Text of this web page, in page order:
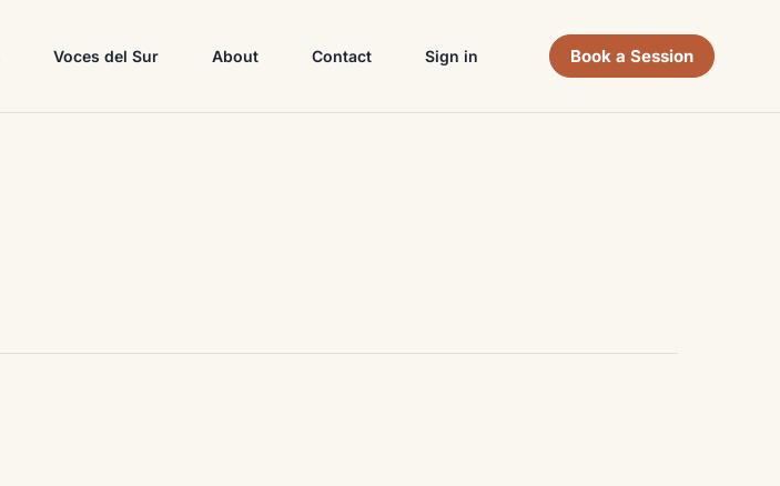
Voces del Sur About Contact Sign in Book a Session